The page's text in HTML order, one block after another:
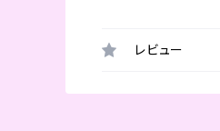
レビュー